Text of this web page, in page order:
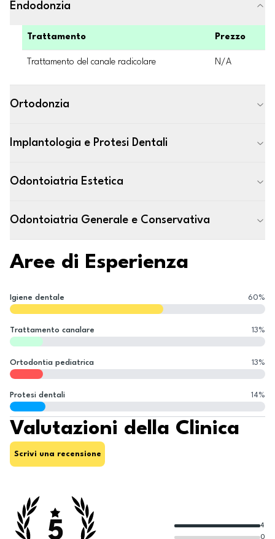
Endodonzia
Trattamento Prezzo
Trattamento del canale radicolare N/A
Ortodonzia
Implantologia e Protesi Dentali
Odontoiatria Estetica
Odontoiatria Generale e Conservativa
Aree di Esperienza
Igiene dentale 60%
Trattamento canalare 13%
Ortodontia pediatrica 13%
Protesi dentali 14%
Valutazioni della Clinica
Scrivi una recensione
5 0
4